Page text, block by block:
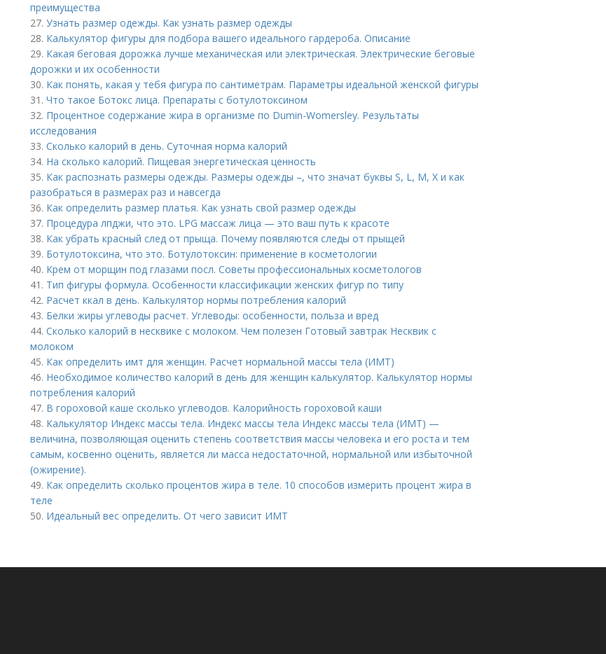
преимущества
27. Узнать размер одежды. Как узнать размер одежды
28. Калькулятор фигуры для подбора вашего идеального гардероба. Описание
29. Какая беговая дорожка лучше механическая или электрическая. Электрические беговые
дорожки и их особенности
30. Как понять, какая у тебя фигура по сантиметрам. Параметры идеальной женской фигуры
31. Что такое Ботокс лица. Препараты с ботулотоксином
32. Процентное содержание жира в организме по Dumin-Womersley. Результаты
исследования
33. Сколько калорий в день. Суточная норма калорий
34. На сколько калорий. Пищевая энергетическая ценность
35. Как распознать размеры одежды. Размеры одежды –, что значат буквы S, L, M, X и как
разобраться в размерах раз и навсегда
36. Как определить размер платья. Как узнать свой размер одежды
37. Процедура лпджи, что это. LPG массаж лица — это ваш путь к красоте
38. Как убрать красный след от прыща. Почему появляются следы от прыщей
39. Ботулотоксина, что это. Ботулотоксин: применение в косметологии
40. Крем от морщин под глазами посл. Советы профессиональных косметологов
41. Тип фигуры формула. Особенности классификации женских фигур по типу
42. Расчет ккал в день. Калькулятор нормы потребления калорий
43. Белки жиры углеводы расчет. Углеводы: особенности, польза и вред
44. Сколько калорий в несквике с молоком. Чем полезен Готовый завтрак Несквик с
молоком
45. Как определить имт для женщин. Расчет нормальной массы тела (ИМТ)
46. Необходимое количество калорий в день для женщин калькулятор. Калькулятор нормы
потребления калорий
47. В гороховой каше сколько углеводов. Калорийность гороховой каши
48. Калькулятор Индекс массы тела. Индекс массы тела Индекс массы тела (ИМТ) —
величина, позволяющая оценить степень соответствия массы человека и его роста и тем
самым, косвенно оценить, является ли масса недостаточной, нормальной или избыточной
(ожирение).
49. Как определить сколько процентов жира в теле. 10 способов измерить процент жира в
теле
50. Идеальный вес определить. От чего зависит ИМТ